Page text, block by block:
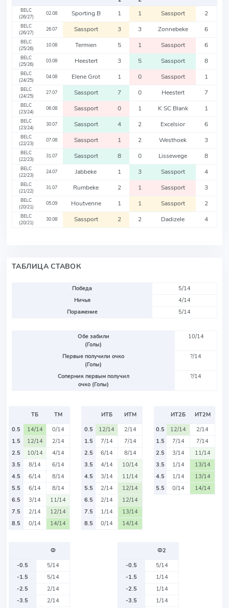
BELC
(26/27)
02.08 Sporting B 1 1 Sassport 2
BELC
(26/27)
26.07 Sassport 3 3 Zonnebeke 6
BELC
(25/26)
10.08 Termien 5 1 Sassport 6
BELC
(25/26)
03.08 Heestert 3 5 Sassport 8
BELC
(24/25)
04.08 Elene Grot 1 0 Sassport 1
BELC
(24/25)
27.07 Sassport 7 0 Heestert 7
BELC
(23/24)
06.08 Sassport 0 1 K SC Blank 1
BELC
(23/24)
30.07 Sassport 4 2 Excelsior 6
BELC
(22/23)
07.08 Sassport 1 2 Westhoek 3
BELC
(22/23)
31.07 Sassport 8 0 Lissewege 8
BELC
(22/23)
24.07 Jabbeke 1 3 Sassport 4
BELC
(21/22)
31.07 Rumbeke 2 1 Sassport 3
BELC
(20/21)
05.09 Houtvenne 1 1 Sassport 2
BELC
(20/21)
30.08 Sassport 2 2 Dadizele 4
ТАБЛИЦА СТАВОК
Победа
5/14
Ничья
4/14
Поражение
5/14
Обе забили
(Голы)
10/14
Первые получили очко
(Голы)
?/14
Соперник первым получил
очко (Голы)
?/14
ТБ
ТМ
0.5
14/14
0/14
1.5
12/14
2/14
2.5
10/14
4/14
3.5
8/14
6/14
4.5
6/14
8/14
5.5
6/14
8/14
6.5
3/14
11/14
7.5
2/14
12/14
8.5
0/14 14/14
ИТБ
ИТМ
0.5
12/14
2/14
1.5
7/14
7/14
2.5
6/14
8/14
3.5
4/14
10/14
4.5
3/14
11/14
5.5
2/14
12/14
6.5
2/14
12/14
7.5
1/14
13/14
8.5
0/14 14/14
ИТ2Б
ИТ2М
0.5
12/14
2/14
1.5
7/14
7/14
2.5
3/14
11/14
3.5
1/14
13/14
4.5
1/14
13/14
5.5
0/14 14/14
Ф
-0.5
5/14
-1.5
5/14
-2.5
2/14
-3.5
2/14
Ф2
-0.5
5/14
-1.5
1/14
-2.5
1/14
-3.5
1/14